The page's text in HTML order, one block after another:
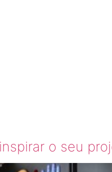
o seu